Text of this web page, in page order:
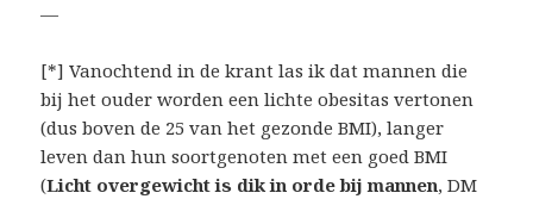
—
[*] Vanochtend in de krant las ik dat mannen die
bij het ouder worden een lichte obesitas vertonen
(dus boven de 25 van het gezonde BMI), langer
leven dan hun soortgenoten met een goed BMI
(Licht overgewicht is dik in orde bij mannen, DM